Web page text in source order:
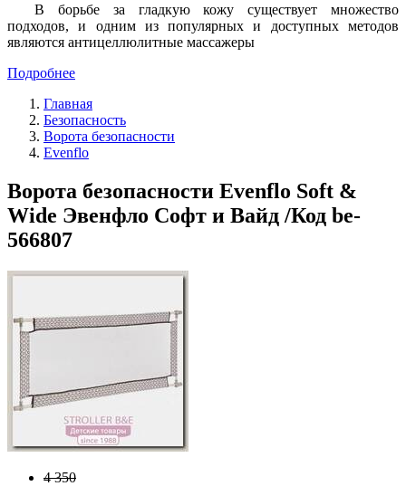
В борьбе за гладкую кожу существует множество
подходов, и одним из популярных и доступных методов
являются антицеллюлитные массажеры
Подробнее
Главная
Безопасность
Ворота безопасности
Evenflo
Ворота безопасности Evenflo Soft &
Wide Эвенфло Софт и Вайд /Код be-
566807
4 350